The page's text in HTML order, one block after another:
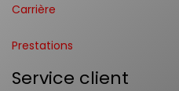
Carrière
Prestations
Service client